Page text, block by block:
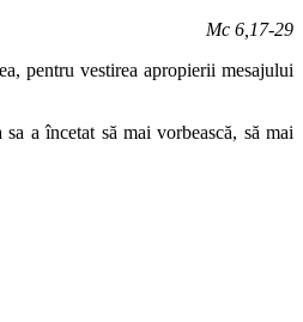
Mc 6,17-29
pentru vestirea apropierii mesajului
a încetat să mai vorbească, să mai